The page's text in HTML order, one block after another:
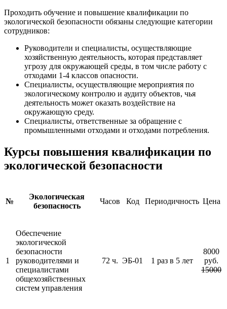
Проходить обучение и повышение квалификации по
экологической безопасности обязаны следующие категории
сотрудников:
Руководители и специалисты, осуществляющие
хозяйственную деятельность, которая представляет
угрозу для окружающей среды, в том числе работу с
отходами 1-4 классов опасности.
Специалисты, осуществляющие мероприятия по
экологическому контролю и аудиту объектов, чья
деятельность может оказать воздействие на
окружающую среду.
Специалисты, ответственные за обращение с
промышленными отходами и отходами потребления.
Курсы повышения квалификации по
экологической безопасности
№
Экологическая
безопасность
Часов Код Периодичность Цена
1
Обеспечение
экологической
безопасности
руководителями и
специалистами
общехозяйственных
систем управления
72 ч. ЭБ-01 1 раз в 5 лет
8000
руб.
15000